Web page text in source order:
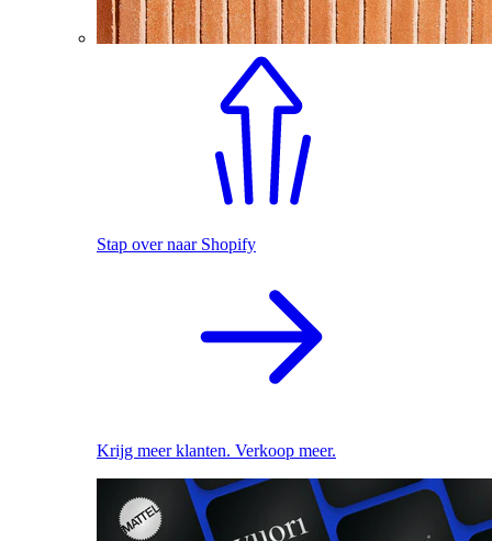
Stap over naar Shopify
Krijg meer klanten. Verkoop meer.